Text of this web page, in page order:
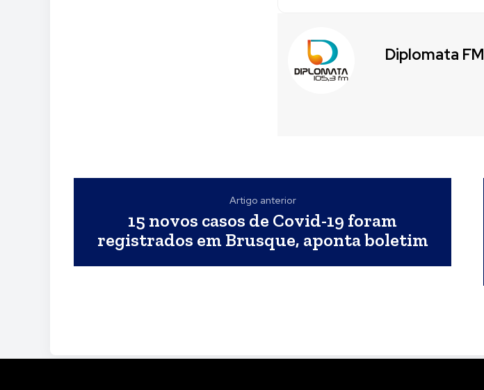
Diplomata FM
Artigo anterior
15 novos casos de Covid-19 foram
registrados em Brusque, aponta boletim